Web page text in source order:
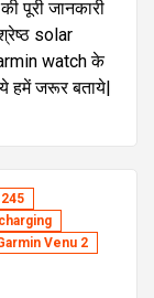
पूरी जानकारी
solar
watch के
हमें जरूर बताये|
Venu 2